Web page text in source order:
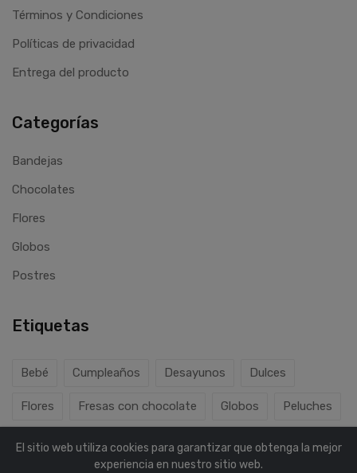
Términos y Condiciones
Políticas de privacidad
Entrega del producto
Categorías
Bandejas
Chocolates
Flores
Globos
Postres
Etiquetas
Bebé Cumpleaños Desayunos Dulces
Flores Fresas con chocolate Globos Peluches
El sitio web utiliza cookies para garantizar que obtenga la mejor
experiencia en nuestro sitio web.